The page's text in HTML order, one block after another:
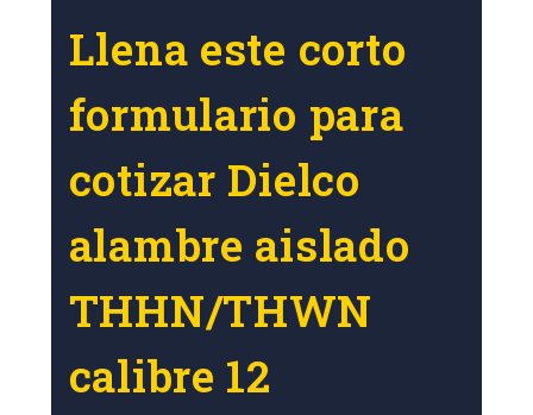
Llena este corto
formulario para
cotizar Dielco
alambre aislado
THHN/THWN
calibre 12